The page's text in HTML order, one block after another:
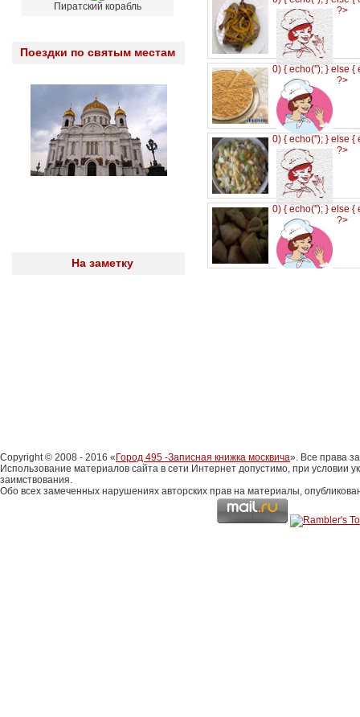
Пиратский корабль
Поездки по святым местам
На заметку
?>
0) { echo(''); } else {
?>
0) { echo(''); } else {
?>
0) { echo(''); } else {
?>
Copyright © 2008 - 2016 « Город 495 -Записная книжка москвича». Все права
Использование материалов сайта в сети Интернет допустимо, при условии
заимствования.
Обо всех замеченных нарушениях авторских прав на материалы,